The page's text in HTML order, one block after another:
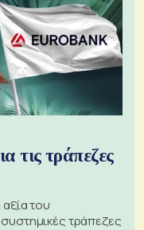
τις τράπεζες
του
τράπεζες